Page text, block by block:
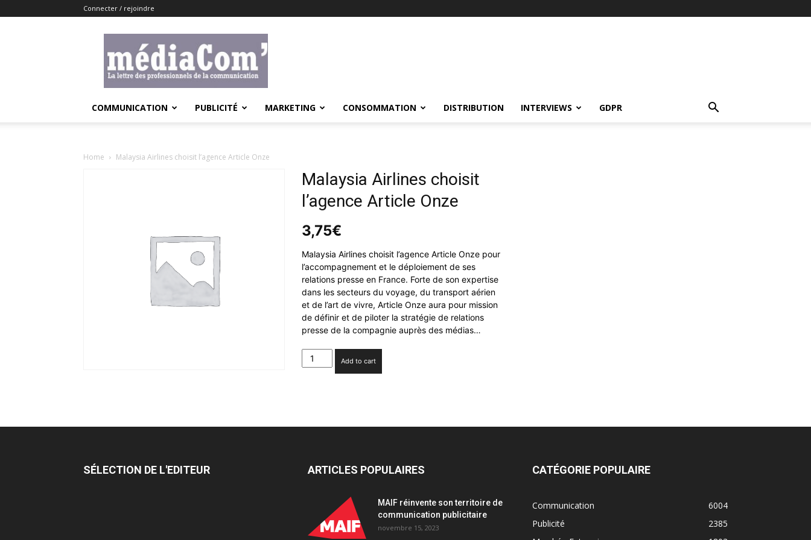
Connecter / rejoindre
COMMUNICATION PUBLICITÉ MARKETING CONSOMMATION DISTRIBUTION INTERVIEWS GDPR
Home Malaysia Airlines choisit l’agence Article Onze
Malaysia Airlines choisit
l’agence Article Onze
3,75€
Malaysia Airlines choisit l’agence Article Onze pour
l’accompagnement et le déploiement de ses
relations presse en France. Forte de son expertise
dans les secteurs du voyage, du transport aérien
et de l’art de vivre, Article Onze aura pour mission
de définir et de piloter la stratégie de relations
presse de la compagnie auprès des médias…
Malaysia
Airlines
Add to cart
SÉLECTION DE L'EDITEUR ARTICLES POPULAIRES
MAIF réinvente son territoire de
communication publicitaire
novembre 15, 2023
CATÉGORIE POPULAIRE
Communication
6004
Publicité
2385